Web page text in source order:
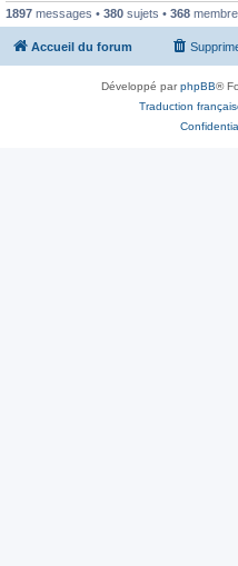
1897 messages • 380 sujets • 368
Accueil du forum
Développé parphpBB®
Traduction